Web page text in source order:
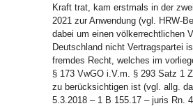
Kraft trat, kam erstmals in der
2021 zur Anwendung (vgl. HRW-
dabei um einen völkerrechtlichen
Deutschland nicht Vertragspartei
fremdes Recht, welches im
§ 173 VwGO i.V.m. § 293 Satz 1
zu berücksichtigen ist (vgl. allg.
5.3.2018 – 1 B 155.17 – juris Rn.